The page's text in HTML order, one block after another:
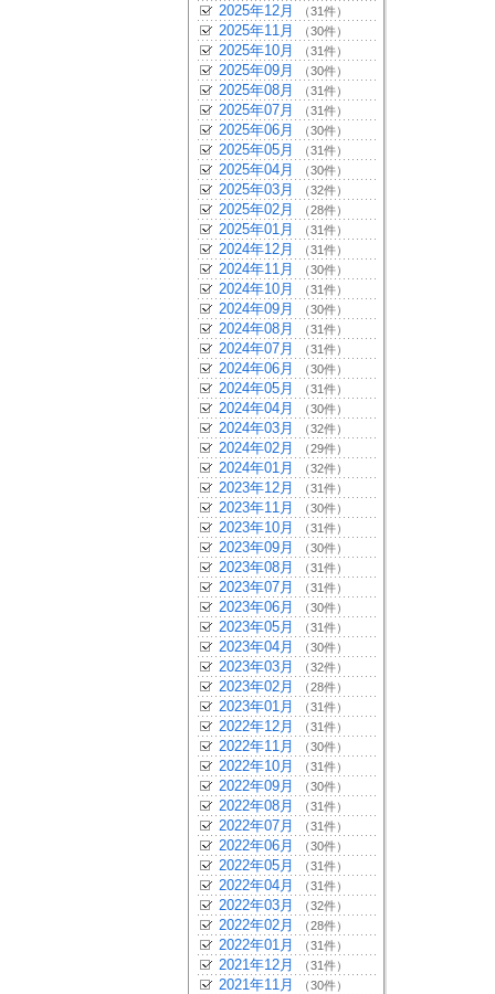
2025年12月 （31件）
2025年11月 （30件）
2025年10月 （31件）
2025年09月 （30件）
2025年08月 （31件）
2025年07月 （31件）
2025年06月 （30件）
2025年05月 （31件）
2025年04月 （30件）
2025年03月 （32件）
2025年02月 （28件）
2025年01月 （31件）
2024年12月 （31件）
2024年11月 （30件）
2024年10月 （31件）
2024年09月 （30件）
2024年08月 （31件）
2024年07月 （31件）
2024年06月 （30件）
2024年05月 （31件）
2024年04月 （30件）
2024年03月 （32件）
2024年02月 （29件）
2024年01月 （32件）
2023年12月 （31件）
2023年11月 （30件）
2023年10月 （31件）
2023年09月 （30件）
2023年08月 （31件）
2023年07月 （31件）
2023年06月 （30件）
2023年05月 （31件）
2023年04月 （30件）
2023年03月 （32件）
2023年02月 （28件）
2023年01月 （31件）
2022年12月 （31件）
2022年11月 （30件）
2022年10月 （31件）
2022年09月 （30件）
2022年08月 （31件）
2022年07月 （31件）
2022年06月 （30件）
2022年05月 （31件）
2022年04月 （31件）
2022年03月 （32件）
2022年02月 （28件）
2022年01月 （31件）
2021年12月 （31件）
2021年11月 （30件）